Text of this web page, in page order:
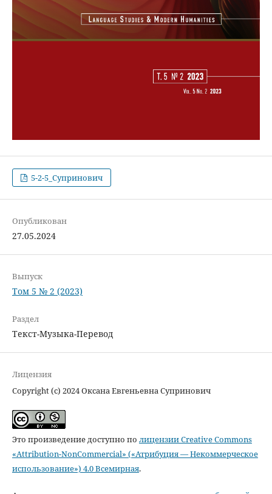
5-2-5_Супринович
Опубликован
27.05.2024
Выпуск
Том 5 № 2 (2023)
Раздел
Текст-Музыка-Перевод
Лицензия
Copyright (c) 2024 Оксана Евгеньевна Супринович
Это произведение доступно по лицензии Creative Commons
«Attribution-NonCommercial» («Атрибуция — Некоммерческое
использование») 4.0 Всемирная.